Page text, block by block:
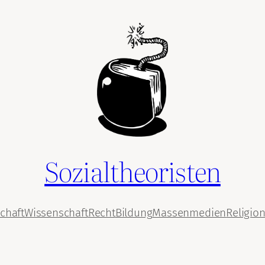
Sozialtheoristen
WissenschaftRechtBildungMassenmedienReligion